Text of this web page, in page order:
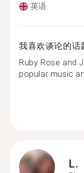
英语
我喜欢谈论的话
Ruby Rose and
popular music
L.